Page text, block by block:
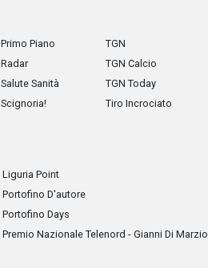
Primo Piano
Radar
Salute Sanità
Scignoria!
TGN
TGN Calcio
TGN Today
Tiro Incrociato
Liguria Point
Portofino D'autore
Portofino Days
Premio Nazionale Telenord - Gianni Di Marzio